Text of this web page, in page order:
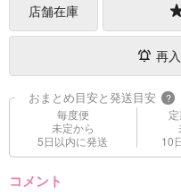
店舗在庫
再
おまとめ目安と発送目安 ?
毎度便
未定から
5日以内に発送
10
コメント